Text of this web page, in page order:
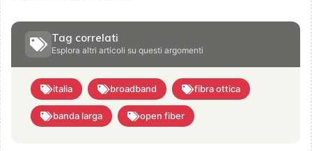
Tag correlati
Esplora altri articoli su questi argomenti
italia broadband fibra ottica
banda larga open fiber